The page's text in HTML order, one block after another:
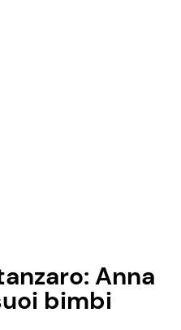
Anna
bimbi